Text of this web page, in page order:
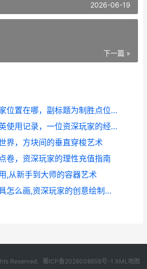
2026-06-19
下一篇 »
和平精英最佳玩家位置在哪，副标题为制胜点位深度解析
如何查看和平精英使用记录，一位资深玩家的经验分享
界，方块间的垂直穿梭艺术
卷，资深玩家的理性充值指南
,从新手到大师的容器艺术
和平精英手枪玩具怎么画,资深玩家的创意绘制指南副标题,从游戏到纸面的艺术再现
Reserved. 蜀ICP备2026008658号-1 XML地图